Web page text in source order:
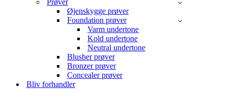
Prøver
Øjenskygge prøver
Foundation prøver
Varm undertone
Kold undertone
Neutral undertone
Blusher prøver
Bronzer prøver
Concealer prøver
Bliv forhandler